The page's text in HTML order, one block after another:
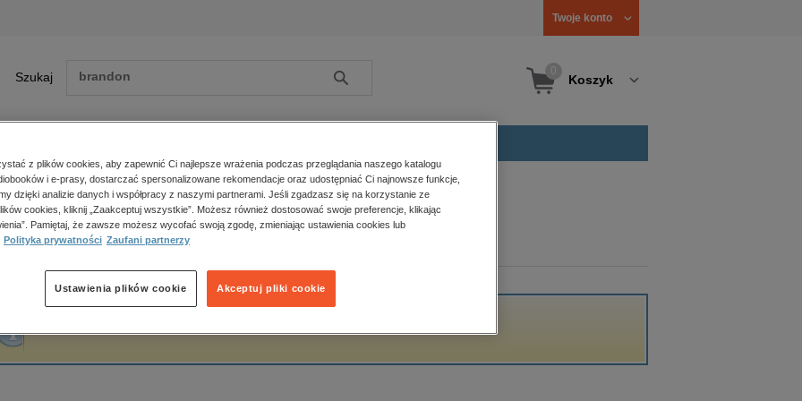
Twoje konto
Szukaj Szukaj Koszyk
Zobacz wszystkie E-prasa
polityka, społeczno-informacyjne
psychologiczne
popularno-naukowe
historia
główna Leo Belmont
Belmont
z plików cookies, aby zapewnić Ci najlepsze wrażenia podczas przeglądania naszego katalogu
i e-prasy, dostarczać spersonalizowane rekomendacje oraz udostępniać Ci najnowsze funkcje,
dzięki analizie danych i współpracy z naszymi partnerami. Jeśli zgadzasz się na korzystanie ze
cookies, kliknij „Zaakceptuj wszystkie”. Możesz również dostosować swoje preferencje, klikając
Pamiętaj, że zawsze możesz wycofać swoją zgodę, zmieniając ustawienia cookies lub
Polityka prywatności Zaufani partnerzy
Akceptuj pliki cookie
Ustawienia plików cookie